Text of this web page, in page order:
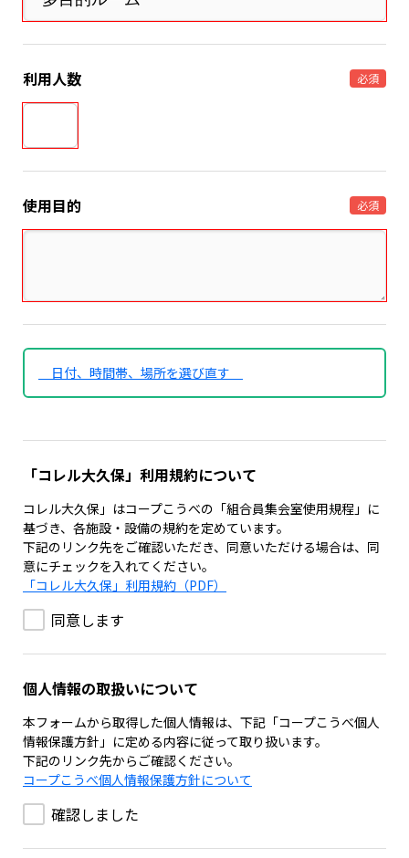
利用人数 必須
使用目的 必須
日付、時間帯、場所を選び直す
「コレル大久保」利用規約について
コレル大久保」はコープこうべの「組合員集会室使用規程」に
基づき、各施設・設備の規約を定めています。
下記のリンク先をご確認いただき、同意いただける場合は、同
意にチェックを入れてください。
「コレル大久保」利用規約（PDF）
同意します
個人情報の取扱いについて
本フォームから取得した個人情報は、下記「コープこうべ個人
情報保護方針」に定める内容に従って取り扱います。
下記のリンク先からご確認ください。
コープこうべ個人情報保護方針について
確認しました